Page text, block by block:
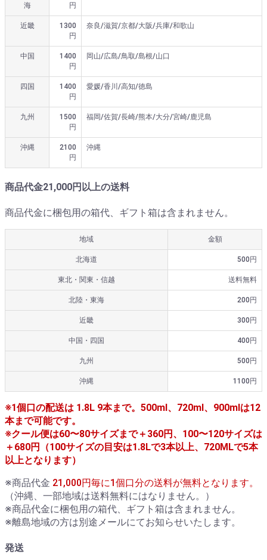
海
円
近畿
1300
円
奈良/滋賀/京都/大阪/兵庫/和歌山
中国
1400
円
岡山/広島/鳥取/島根/山口
四国
1400
円
愛媛/香川/高知/徳島
九州
1500
円
福岡/佐賀/長崎/熊本/大分/宮崎/鹿児島
沖縄
2100
円
沖縄
商品代金21,000円以上の送料
商品代金に梱包用の箱代、ギフト箱は含まれません。
地域 金額
北海道 500円
東北・関東・信越 送料無料
北陸・東海 200円
近畿 300円
中国・四国 400円
九州 500円
沖縄 1100円
※1個口の配送は 1.8L 9本まで。500ml、720ml、900mlは12
本まで可能です。
※クール便は60〜80サイズまで＋360円、100〜120サイズは
＋680円（100サイズの目安は1.8Lで3本以上、720MLで5本
以上となります）
※商品代金 21,000円毎に1個口分の送料が無料となります。
（沖縄、一部地域は送料無料にはなりません。）
※商品代金に梱包用の箱代、ギフト箱は含まれません。
※離島地域の方は別途メールにてお知らせいたします。
発送